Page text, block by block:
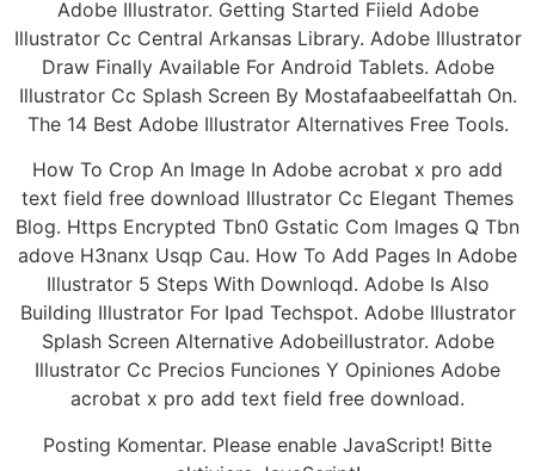
Adobe Illustrator. Getting Started Fiield Adobe
Illustrator Cc Central Arkansas Library. Adobe Illustrator
Draw Finally Available For Android Tablets. Adobe
Illustrator Cc Splash Screen By Mostafaabeelfattah On.
The 14 Best Adobe Illustrator Alternatives Free Tools.
How To Crop An Image In Adobe acrobat x pro add
text field free download Illustrator Cc Elegant Themes
Blog. Https Encrypted Tbn0 Gstatic Com Images Q Tbn
adove H3nanx Usqp Cau. How To Add Pages In Adobe
Illustrator 5 Steps With Downloqd. Adobe Is Also
Building Illustrator For Ipad Techspot. Adobe Illustrator
Splash Screen Alternative Adobeillustrator. Adobe
Illustrator Cc Precios Funciones Y Opiniones Adobe
acrobat x pro add text field free download.
Posting Komentar. Please enable JavaScript! Bitte